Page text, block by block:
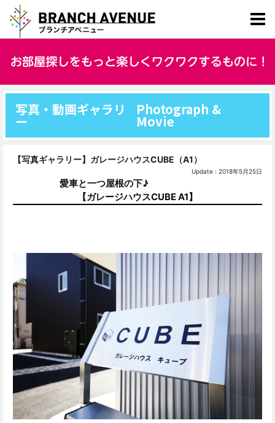
写真・動画ギャラリ
ー
Photograph &
Movie
【写真ギャラリー】ガレージハウスCUBE（A1）
Update : 2018年5月25日
愛車と一つ屋根の下♪
【ガレージハウスCUBE A1】